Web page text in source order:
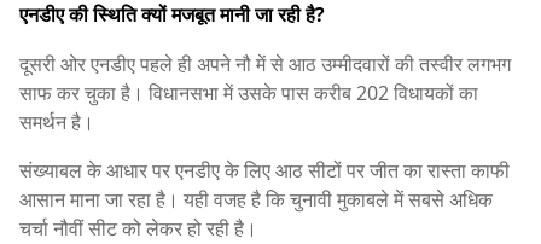
एनडीए की स्थिति क्यों मजबूत मानी जा रही है?
दूसरी ओर एनडीए पहले ही अपने नौ में से आठ उम्मीदवारों की तस्वीर लगभग
साफ कर चुका है। विधानसभा में उसके पास करीब 202 विधायकों का
समर्थन है।
संख्याबल के आधार पर एनडीए के लिए आठ सीटों पर जीत का रास्ता काफी
आसान माना जा रहा है। यही वजह है कि चुनावी मुकाबले में सबसे अधिक
चर्चा नौवीं सीट को लेकर हो रही है।